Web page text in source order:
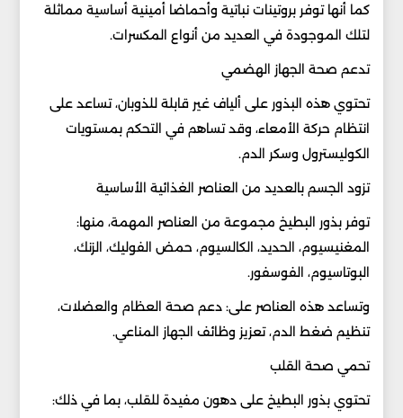
كما أنها توفر بروتينات نباتية وأحماضا أمينية أساسية مماثلة
لتلك الموجودة في العديد من أنواع المكسرات.
تدعم صحة الجهاز الهضمي
تحتوي هذه البذور على ألياف غير قابلة للذوبان، تساعد على
انتظام حركة الأمعاء، وقد تساهم في التحكم بمستويات
الكوليسترول وسكر الدم.
تزود الجسم بالعديد من العناصر الغذائية الأساسية
توفر بذور البطيخ مجموعة من العناصر المهمة، منها:
المغنيسيوم، الحديد، الكالسيوم، حمض الفوليك، الزنك،
البوتاسيوم، الفوسفور.
وتساعد هذه العناصر على: دعم صحة العظام والعضلات،
تنظيم ضغط الدم، تعزيز وظائف الجهاز المناعي.
تحمي صحة القلب
تحتوي بذور البطيخ على دهون مفيدة للقلب، بما في ذلك: